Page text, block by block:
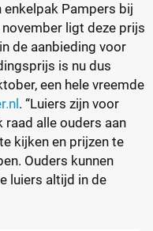
enkelpak Pampers bij
ligt deze prijs
de aanbieding voor
is nu dus
een hele vreemde
. “Luiers zijn voor
alle ouders aan
kijken en prijzen te
Ouders kunnen
luiers altijd in de